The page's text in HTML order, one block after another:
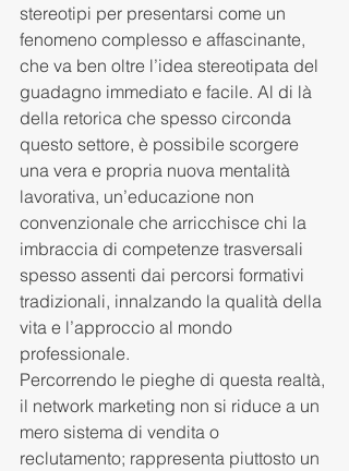
stereotipi per presentarsi come un
fenomeno complesso e affascinante,
che va ben oltre l’idea stereotipata del
guadagno immediato e facile. Al di là
della retorica che spesso circonda
questo settore, è possibile scorgere
una vera e propria nuova mentalità
lavorativa, un’educazione non
convenzionale che arricchisce chi la
imbraccia di competenze trasversali
spesso assenti dai percorsi formativi
tradizionali, innalzando la qualità della
vita e l’approccio al mondo
professionale.
Percorrendo le pieghe di questa realtà,
il network marketing non si riduce a un
mero sistema di vendita o
reclutamento; rappresenta piuttosto un